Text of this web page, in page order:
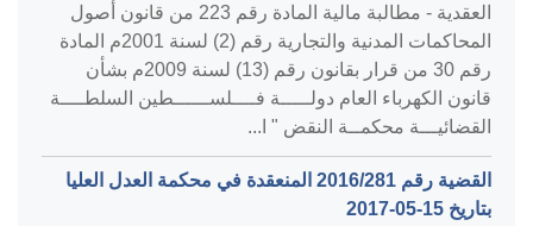
العقدية - مطالبة مالية المادة رقم 223 من قانون أصول
المحاكمات المدنية والتجارية رقم (2) لسنة 2001م المادة
رقم 30 من قرار بقانون رقم (13) لسنة 2009م بشأن
قانون الكهرباء العام دولـــــة فــــلســــــطين السلطــــة
القضائيـــة محكمــة النقض " ا...
القضية رقم ‎281‏/‎2016‏ المنعقدة في محكمة العدل العليا
بتاريخ ‎2017-05-15‏